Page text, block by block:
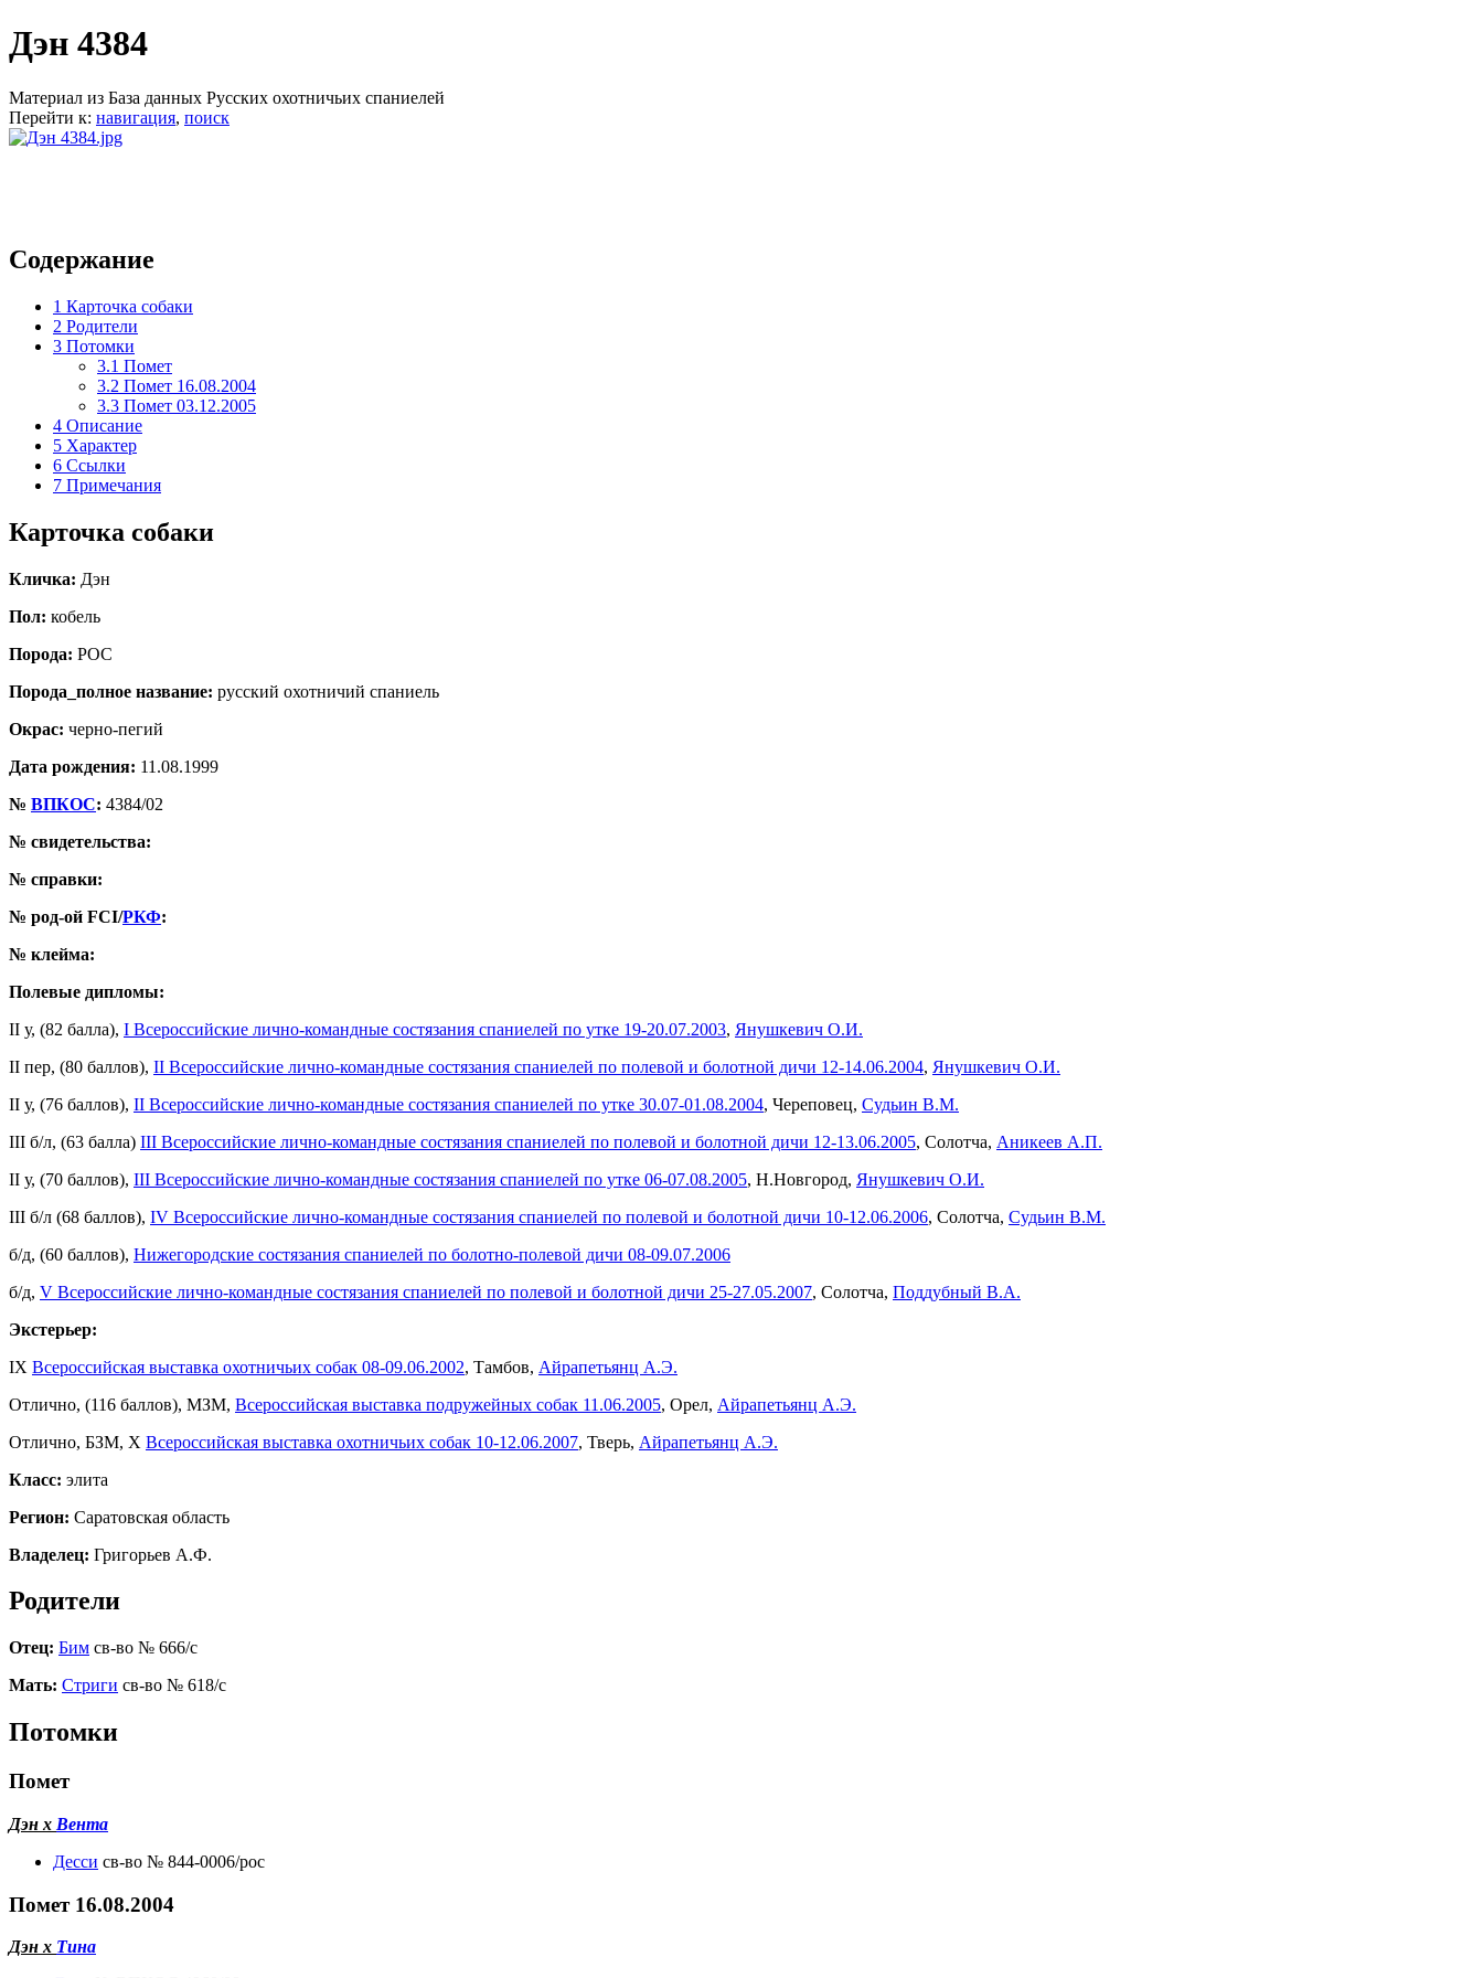
Дэн 4384
Материал из База данных Русских охотничьих спаниелей
Перейти к: навигация, поиск
Содержание
1 Карточка собаки
2 Родители
3 Потомки
3.1 Помет
3.2 Помет 16.08.2004
3.3 Помет 03.12.2005
4 Описание
5 Характер
6 Ссылки
7 Примечания
Карточка собаки
Кличка: Дэн
Пол: кобель
Порода: РОС
Порода_полное название: русский охотничий спаниель
Окрас: черно-пегий
Дата рождения: 11.08.1999
№ ВПКОС: 4384/02
№ свидетельства:
№ справки:
№ род-ой FCI/РКФ:
№ клейма:
Полевые дипломы:
II у, (82 балла), I Всероссийские лично-командные состязания спаниелей по утке 19-20.07.2003, Янушкевич О.И.
II пер, (80 баллов), II Всероссийские лично-командные состязания спаниелей по полевой и болотной дичи 12-14.06.2004, Янушкевич О.И.
II у, (76 баллов), II Всероссийские лично-командные состязания спаниелей по утке 30.07-01.08.2004, Череповец, Судьин В.М.
III б/л, (63 балла) III Всероссийские лично-командные состязания спаниелей по полевой и болотной дичи 12-13.06.2005, Солотча, Аникеев А.П.
II у, (70 баллов), III Всероссийские лично-командные состязания спаниелей по утке 06-07.08.2005, Н.Новгород, Янушкевич О.И.
III б/л (68 баллов), IV Всероссийские лично-командные состязания спаниелей по полевой и болотной дичи 10-12.06.2006, Солотча, Судьин В.М.
б/д, (60 баллов), Нижегородские состязания спаниелей по болотно-полевой дичи 08-09.07.2006
б/д, V Всероссийские лично-командные состязания спаниелей по полевой и болотной дичи 25-27.05.2007, Солотча, Поддубный В.А.
Экстерьер:
IX Всероссийская выставка охотничьих собак 08-09.06.2002, Тамбов, Айрапетьянц А.Э.
Отлично, (116 баллов), МЗМ, Всероссийская выставка подружейных собак 11.06.2005, Орел, Айрапетьянц А.Э.
Отлично, БЗМ, X Всероссийская выставка охотничьих собак 10-12.06.2007, Тверь, Айрапетьянц А.Э.
Класс: элита
Регион: Саратовская область
Владелец: Григорьев А.Ф.
Родители
Отец: Бим св-во № 666/с
Мать: Стриги св-во № 618/с
Потомки
Помет
Дэн х Вента
Десси св-во № 844-0006/рос
Помет 16.08.2004
Дэн х Тина